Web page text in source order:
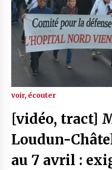
voir, écouter
[vidéo, tract]
Loudun-
au 7 avril :